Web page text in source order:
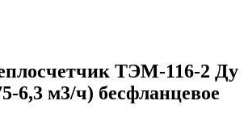
ТЭМ-116-2 Ду
6,3 м3/ч) бесфланцевое